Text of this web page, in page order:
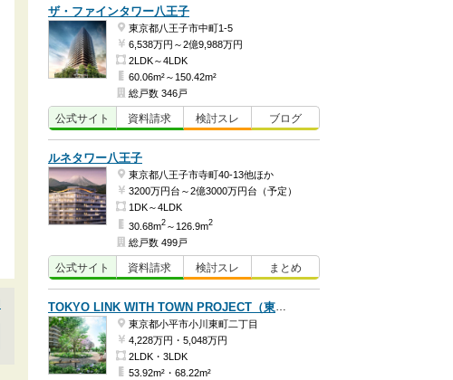
ザ・ファインタワー八王子
東京都八王子市中町1-5
6,538万円～2億9,988万円
2LDK～4LDK
60.06m²～150.42m²
総戸数 346戸
公式サイト 資料請求 検討スレ ブログ
ルネタワー八王子
東京都八王子市寺町40-13他ほか
3200万円台～2億3000万円台（予定）
1DK～4LDK
30.68m2 ～126.9m2
総戸数 499戸
公式サイト 資料請求 検討スレ まとめ
TOKYO LINK WITH TOWN PROJECT（東京リンクウィズタウンプロジェクト）
東京都小平市小川東町二丁目
4,228万円・5,048万円
2LDK・3LDK
53.92m²・68.22m²